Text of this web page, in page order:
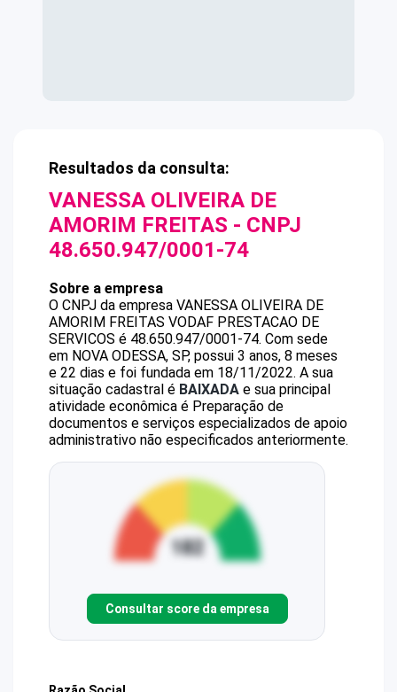
Resultados da consulta:
VANESSA OLIVEIRA DE
AMORIM FREITAS - CNPJ
48.650.947/0001-74
Sobre a empresa
O CNPJ da empresa VANESSA OLIVEIRA DE
AMORIM FREITAS VODAF PRESTACAO DE
SERVICOS é 48.650.947/0001-74. Com sede
em NOVA ODESSA, SP, possui 3 anos, 8 meses
e 22 dias e foi fundada em 18/11/2022. A sua
situação cadastral é BAIXADA e sua principal
atividade econômica é Preparação de
documentos e serviços especializados de apoio
administrativo não especificados anteriormente.
Consultar score da empresa